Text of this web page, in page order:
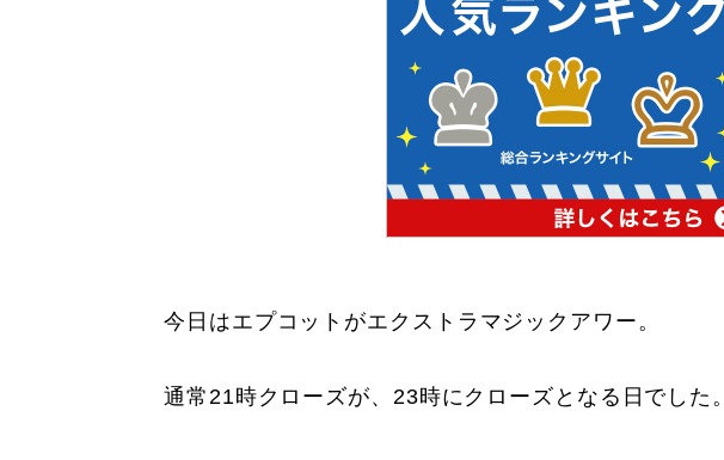
今日はエプコットがエクストラマジックアワー。
通常21時クローズが、23時にクローズとなる日でした。